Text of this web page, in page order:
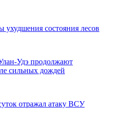
состояния лесов
Удэ продолжают
сильных дождей
отражал атаку ВСУ